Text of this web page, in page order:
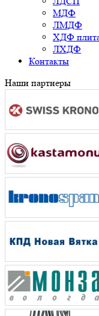
МДФ
ЛМДФ
ХДФ плита
ЛХДФ
Контакты
Наши партнеры